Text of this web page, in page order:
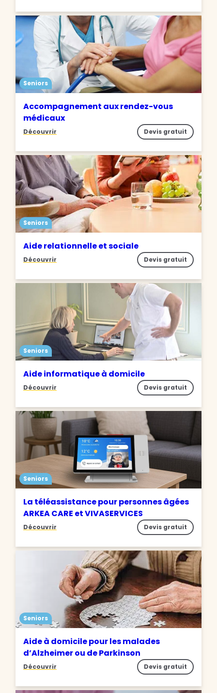
Seniors
Accompagnement aux rendez-vous
médicaux
Découvrir Devis gratuit
Seniors
Aide relationnelle et sociale
Découvrir Devis gratuit
Seniors
Aide informatique à domicile
Découvrir Devis gratuit
Seniors
La téléassistance pour personnes âgées
ARKEA CARE et VIVASERVICES
Découvrir Devis gratuit
Seniors
Aide à domicile pour les malades
d’Alzheimer ou de Parkinson
Découvrir Devis gratuit